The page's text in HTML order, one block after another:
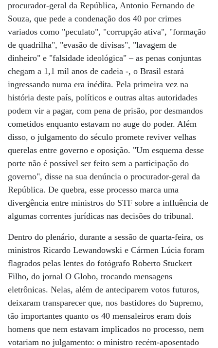
procurador-geral da República, Antonio Fernando de
Souza, que pede a condenação dos 40 por crimes
variados como "peculato", "corrupção ativa", "formação
de quadrilha", "evasão de divisas", "lavagem de
dinheiro" e "falsidade ideológica" – as penas conjuntas
chegam a 1,1 mil anos de cadeia -, o Brasil estará
ingressando numa era inédita. Pela primeira vez na
história deste país, políticos e outras altas autoridades
podem vir a pagar, com pena de prisão, por desmandos
cometidos enquanto estavam no auge do poder. Além
disso, o julgamento do século promete reviver velhas
querelas entre governo e oposição. "Um esquema desse
porte não é possível ser feito sem a participação do
governo", disse na sua denúncia o procurador-geral da
República. De quebra, esse processo marca uma
divergência entre ministros do STF sobre a influência de
algumas correntes jurídicas nas decisões do tribunal.
Dentro do plenário, durante a sessão de quarta-feira, os
ministros Ricardo Lewandowski e Cármen Lúcia foram
flagrados pelas lentes do fotógrafo Roberto Stuckert
Filho, do jornal O Globo, trocando mensagens
eletrônicas. Nelas, além de anteciparem votos futuros,
deixaram transparecer que, nos bastidores do Supremo,
tão importantes quanto os 40 mensaleiros eram dois
homens que nem estavam implicados no processo, nem
votariam no julgamento: o ministro recém-aposentado